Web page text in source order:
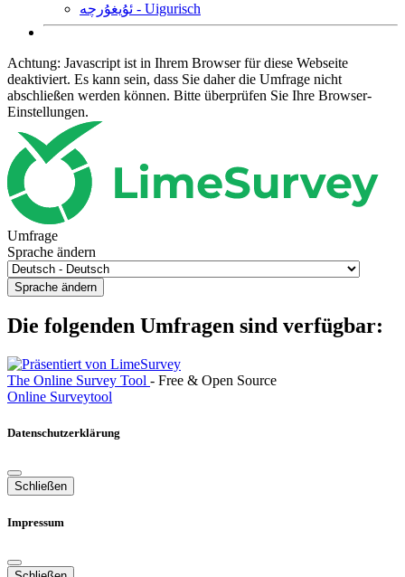
ئۇيغۇرچە - Uigurisch
Achtung: Javascript ist in Ihrem Browser für diese Webseite
deaktiviert. Es kann sein, dass Sie daher die Umfrage nicht
abschließen werden können. Bitte überprüfen Sie Ihre Browser-
Einstellungen.
Umfrage
Sprache ändern
Sprache ändern
Die folgenden Umfragen sind verfügbar:
The Online Survey Tool - Free & Open Source
Online Surveytool
Datenschutzerklärung
Schließen
Impressum